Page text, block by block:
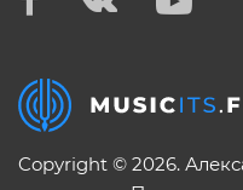
Copyright © 2026.